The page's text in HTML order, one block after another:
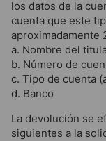
los datos de la
cuenta que este
aproximadamente
a. Nombre del
b. Número de
c. Tipo de cuenta
d. Banco
La devolución se
siguientes a la